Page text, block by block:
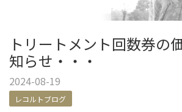
トリートメント回数券の
知らせ・・・
2024-08-19
レコルトブログ